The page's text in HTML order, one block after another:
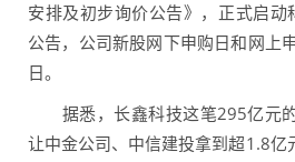
安排及初步询价公告》，正式启动
公告，公司新股网下申购日和网上
日。
据悉，长鑫科技这笔295亿元
让中金公司、中信建投拿到超1.8亿